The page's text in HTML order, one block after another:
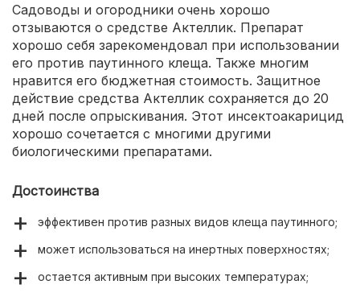
Садоводы и огородники очень хорошо
отзываются о средстве Актеллик. Препарат
хорошо себя зарекомендовал при использовании
его против паутинного клеща. Также многим
нравится его бюджетная стоимость. Защитное
действие средства Актеллик сохраняется до 20
дней после опрыскивания. Этот инсектоакарицид
хорошо сочетается с многими другими
биологическими препаратами.
Достоинства
эффективен против разных видов клеща паутинного;
может использоваться на инертных поверхностях;
остается активным при высоких температурах;